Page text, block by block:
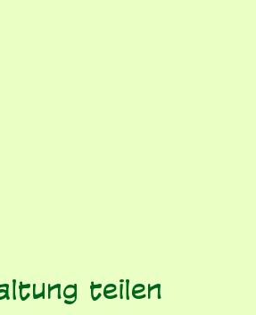
teilen